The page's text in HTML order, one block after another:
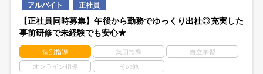
アルバイト 正社員
【正社員同時募集】午後から勤務でゆっくり出社◎充実した
事前研修で未経験でも安心★
個別指導 集団指導 自立学習
オンライン指導 その他